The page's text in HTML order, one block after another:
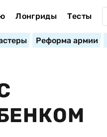
Лонгриды Тесты
Реформа армии